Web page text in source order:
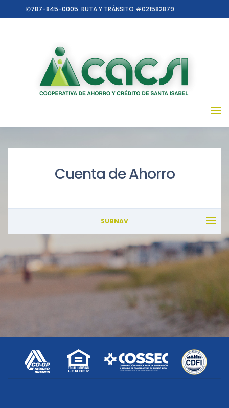
✆787-845-0005 RUTA Y TRÁNSITO #021582879
Cuenta de Ahorro
SUBNAV